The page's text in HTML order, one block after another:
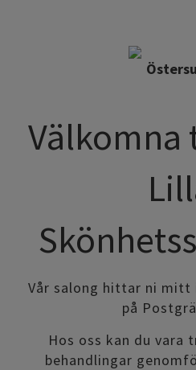
Välkomna
Vår salong hittar ni mitt
på
Hos oss kan du vara
behandlingar